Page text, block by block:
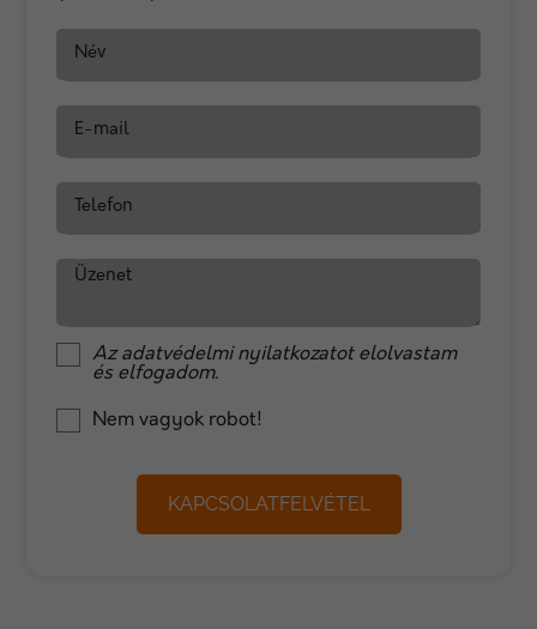
Név
E-mail
Telefon
Üzenet
Azadatvédelmi nyilatkozatot elolvastam
és elfogadom.
Nem vagyok robot!
KAPCSOLATFELVÉTEL